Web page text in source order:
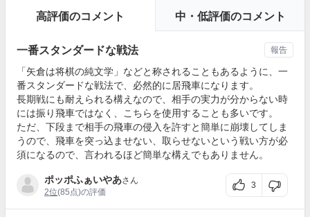
高評価のコメント 中・低評価のコメント
一番スタンダードな戦法
「矢倉は将棋の純文学」などと称されることもあるように、一
番スタンダードな戦法で、必然的に居飛車になります。
長期戦にも耐えられる構えなので、相手の実力が分からない時
には振り飛車ではなく、こちらを使用することも多いです。
ただ、下段まで相手の飛車の侵入を許すと簡単に崩壊してしま
うので、飛車を突っ込ませない、取らせないという戦い方が必
須になるので、言われるほど簡単な構えでもありません。
ポッポふぁいやあさん
2位(85点)の評価
3
報告